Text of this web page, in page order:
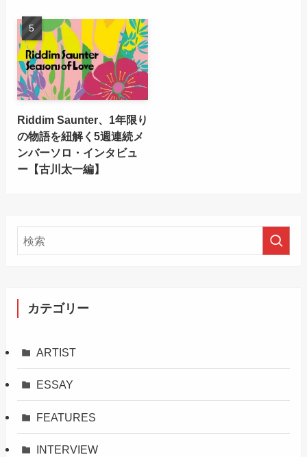
Riddim Saunter、1年限り
の物語を紐解く5週連続メ
ンバーソロ・インタビュ
ー【古川太一編】
カテゴリー
ARTIST
ESSAY
FEATURES
INTERVIEW